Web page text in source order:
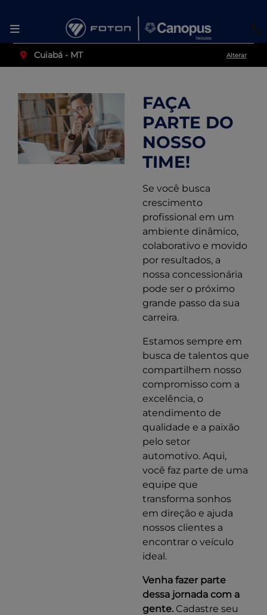
Cuiabá - MT Alterar
FAÇA
PARTE DO
NOSSO
TIME!
Se você busca
crescimento
profissional em um
ambiente dinâmico,
colaborativo e movido
por resultados, a
nossa concessionária
pode ser o próximo
grande passo da sua
carreira.
Estamos sempre em
busca de talentos que
compartilhem nosso
compromisso com a
excelência, o
atendimento de
qualidade e a paixão
pelo setor
automotivo. Aqui,
você faz parte de uma
equipe que
transforma sonhos
em direção e ajuda
nossos clientes a
encontrar o veículo
ideal.
Venha fazer parte
dessa jornada com a
gente. Cadastre seu